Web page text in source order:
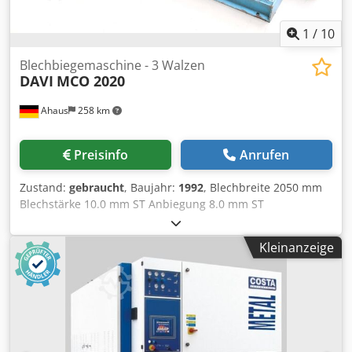
1 / 10
Ahaus 258 km
Blechbiegemaschine - 3 Walzen
DAVI MCO 2020
Preisinfo Anrufen
Zustand: gebraucht, Baujahr: 1992, Blechbreite 2050 mm
Blechstärke 10.0 mm ST Anbiegung 8.0 mm ST
Oberwalzen-Durchmesser ~ 205 mm
Seitenwalzendurchmesser ~ 195 mm Steuerung konv.
Ölinhalt 80.0 Liter Spannung 380 V Gesamtleistungsbedarf
5.5 kW Gewicht 3200 kg Abmessung L-B-H 4500 x 1500 x
1300 mm Ausstattung: - robuste elektro-hydraulische 3-
Walzen Rundbiegemaschine - 3-Walzen-Konzept bietet
vielfältigste Biege- und Rundungsmöglichkeiten -
schwenkbare Steuerungseinheit, vorne * Bedienung -
Kleinanzeige